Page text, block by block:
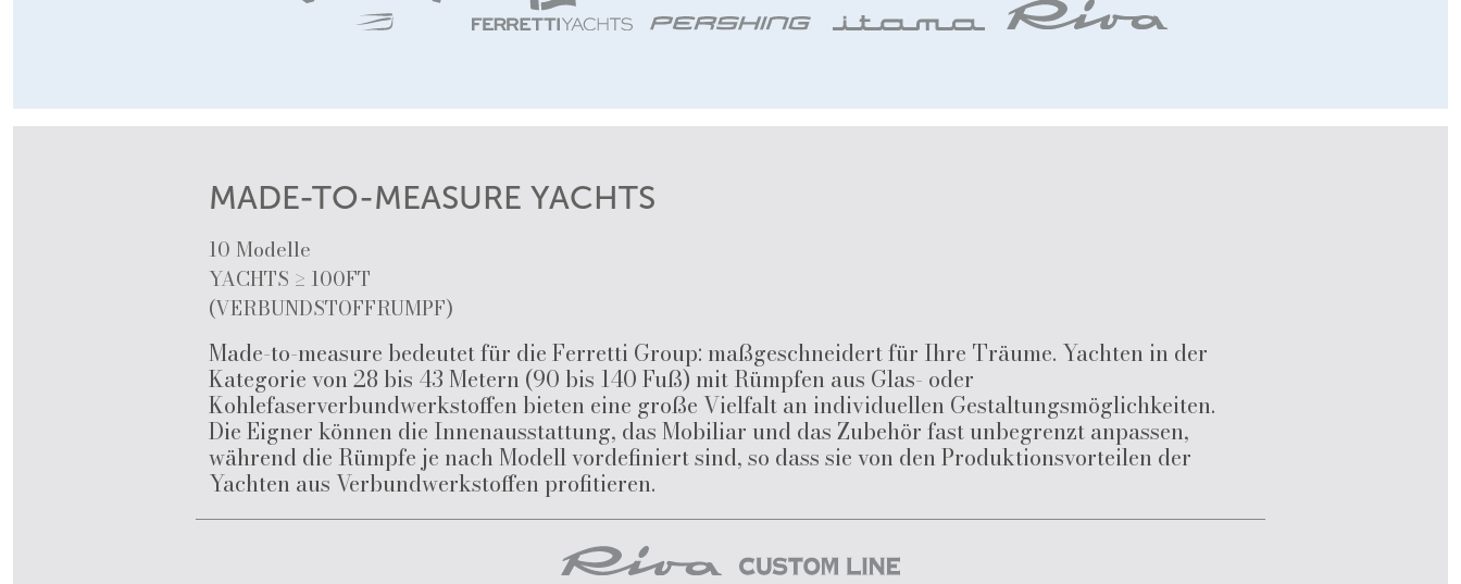
MADE-TO-MEASURE YACHTS
10 Modelle
YACHTS ≥ 100FT
(VERBUNDSTOFFRUMPF)
Made-to-measure bedeutet für die Ferretti Group: maßgeschneidert für Ihre Träume. Yachten in der
Kategorie von 28 bis 43 Metern (90 bis 140 Fuß) mit Rümpfen aus Glas- oder
Kohlefaserverbundwerkstoffen bieten eine große Vielfalt an individuellen Gestaltungsmöglichkeiten.
Die Eigner können die Innenausstattung, das Mobiliar und das Zubehör fast unbegrenzt anpassen,
während die Rümpfe je nach Modell vordefiniert sind, so dass sie von den Produktionsvorteilen der
Yachten aus Verbundwerkstoffen profitieren.